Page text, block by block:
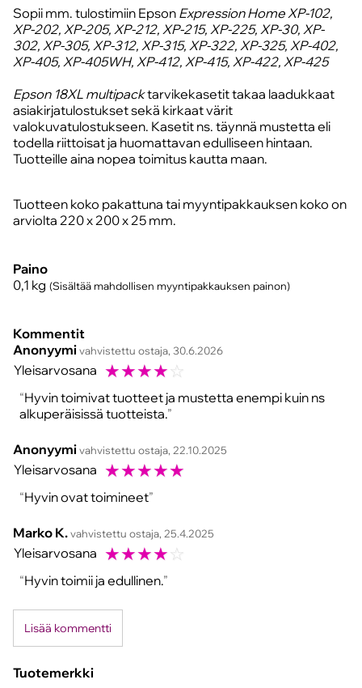
Sopii mm. tulostimiin Epson Expression Home XP-102,
XP-202, XP-205, XP-212, XP-215, XP-225, XP-30, XP-
302, XP-305, XP-312, XP-315, XP-322, XP-325, XP-402,
XP-405, XP-405WH, XP-412, XP-415, XP-422, XP-425
Epson 18XL multipacktarvikekasetit takaa laadukkaat
asiakirjatulostukset sekä kirkaat värit
valokuvatulostukseen. Kasetit ns. täynnä mustetta eli
todella riittoisat ja huomattavan edulliseen hintaan.
Tuotteille aina nopea toimitus kautta maan.
Tuotteen koko pakattuna tai myyntipakkauksen koko on
arviolta 220 x 200 x 25 mm.
Paino
0,1 kg (Sisältää mahdollisen myyntipakkauksen painon)
Kommentit
Anonyymivahvistettu ostaja, 30.6.2026
Yleisarvosana ☆☆☆☆☆
Hyvin toimivat tuotteet ja mustetta enempi kuin ns
alkuperäisissä tuotteista.
Anonyymivahvistettu ostaja, 22.10.2025
Yleisarvosana ☆☆☆☆☆
Hyvin ovat toimineet
Marko K.vahvistettu ostaja, 25.4.2025
Yleisarvosana ☆☆☆☆☆
Hyvin toimii ja edullinen.
Lisää kommentti
Tuotemerkki